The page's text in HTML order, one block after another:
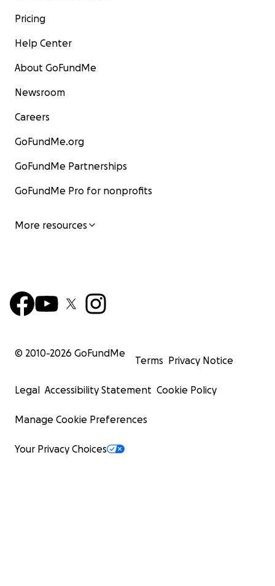
Pricing
Help Center
About GoFundMe
Newsroom
Careers
GoFundMe.org
GoFundMe Partnerships
GoFundMe Pro for nonprofits
More resources
© 2010-2026 GoFundMe
Terms Privacy Notice
Legal Accessibility Statement Cookie Policy
Manage Cookie Preferences
Your Privacy Choices